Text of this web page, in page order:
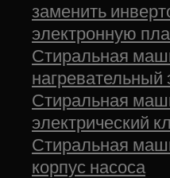
заменить
электронную
Стиральная
нагревательный
Стиральная
электрический
Стиральная
корпус насоса